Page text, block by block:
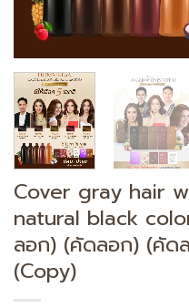
Cover gray hair
natural black
ลอก) (คัดลอก) (คัด
(Copy)